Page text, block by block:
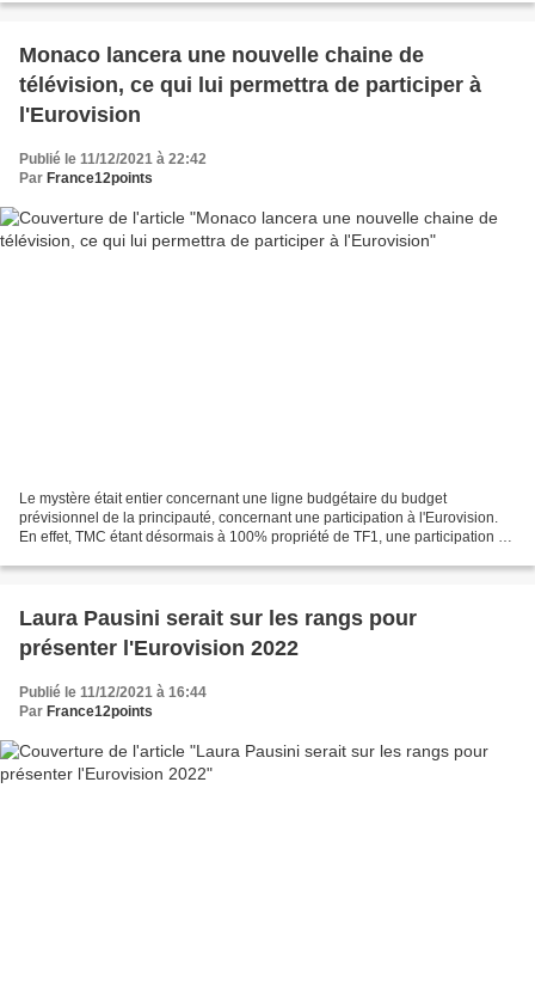
Monaco lancera une nouvelle chaine de
télévision, ce qui lui permettra de participer à
l'Eurovision
Publié le 11/12/2021 à 22:42
Par France12points
Le mystère était entier concernant une ligne budgétaire du budget
prévisionnel de la principauté, concernant une participation à l'Eurovision.
En effet, TMC étant désormais à 100% propriété de TF1, une participation à
Laura Pausini serait sur les rangs pour
présenter l'Eurovision 2022
Publié le 11/12/2021 à 16:44
Par France12points